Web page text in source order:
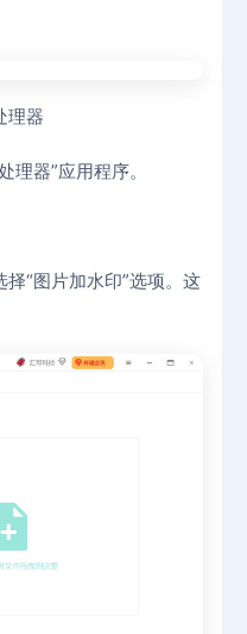
理器
理器”应用程序。
“图片加水印”选项。这